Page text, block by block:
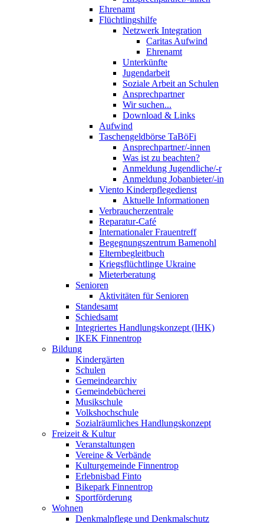
Ehrenamt
Flüchtlingshilfe
Netzwerk Integration
Caritas Aufwind
Ehrenamt
Unterkünfte
Jugendarbeit
Soziale Arbeit an Schulen
Ansprechpartner
Wir suchen...
Download & Links
Aufwind
Taschengeldbörse TaBöFi
Ansprechpartner/-innen
Was ist zu beachten?
Anmeldung Jugendliche/-r
Anmeldung Jobanbieter/-in
Viento Kinderpflegedienst
Aktuelle Informationen
Verbraucherzentrale
Reparatur-Café
Internationaler Frauentreff
Begegnungszentrum Bamenohl
Elternbegleitbuch
Kriegsflüchtlinge Ukraine
Mieterberatung
Senioren
Aktivitäten für Senioren
Standesamt
Schiedsamt
Integriertes Handlungskonzept (IHK)
IKEK Finnentrop
Bildung
Kindergärten
Schulen
Gemeindearchiv
Gemeindebücherei
Musikschule
Volkshochschule
Sozialräumliches Handlungskonzept
Freizeit & Kultur
Veranstaltungen
Vereine & Verbände
Kulturgemeinde Finnentrop
Erlebnisbad Finto
Bikepark Finnentrop
Sportförderung
Wohnen
Denkmalpflege und Denkmalschutz